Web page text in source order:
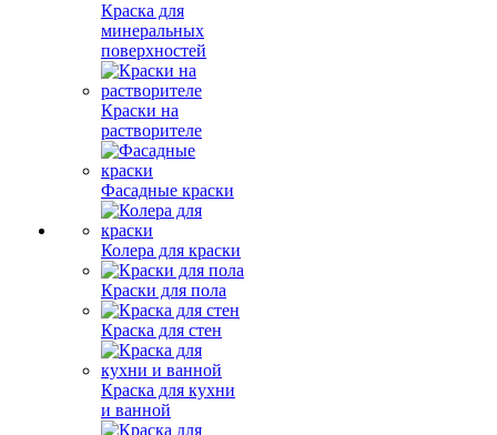
Краска для
минеральных
поверхностей
Краски на
растворителе
Фасадные краски
Колера для краски
Краски для пола
Краска для стен
Краска для кухни
и ванной